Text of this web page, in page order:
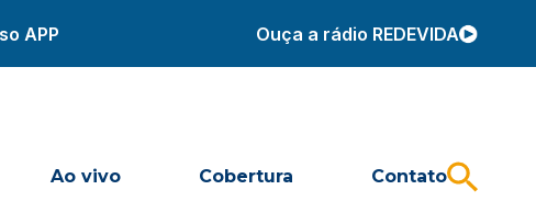
APP Ouça a rádio REDEVIDA
Ao vivo Cobertura Contato